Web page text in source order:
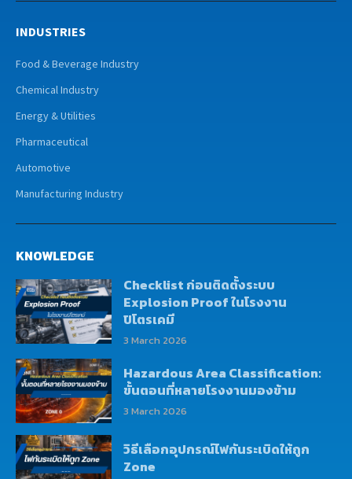
INDUSTRIES
Food & Beverage Industry
Chemical Industry
Energy & Utilities
Pharmaceutical
Automotive
Manufacturing Industry
KNOWLEDGE
Checklist ก่อนติดตั้งระบบ
Explosion Proof ในโรงงาน
ปิโตรเคมี
3 March 2026
Hazardous Area Classification:
ขั้นตอนที่หลายโรงงานมองข้าม
3 March 2026
วิธีเลือกอุปกรณ์ไฟกันระเบิดให้ถูก
Zone